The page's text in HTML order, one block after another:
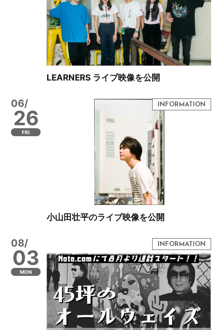
LEARNERS ライブ映像を公開
06/
26
FRI
小山田壮平のライブ映像を公開
08/
03
MON